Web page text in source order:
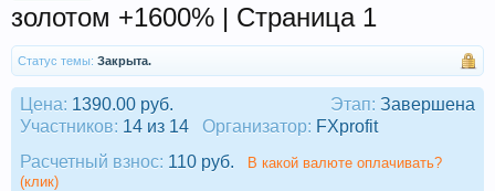
золотом +1600% | Страница 1
Статус темы: Закрыта.
Этап: Завершена
Цена: 1390.00 руб.
Участников: 14 из 14 Организатор: FXprofit
Расчетный взнос: 110 руб.
В какой валюте оплачивать?
(клик)